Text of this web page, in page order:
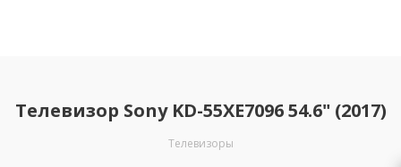
Телевизор Sony KD-55XE7096 54.6" (2017)
Телевизоры